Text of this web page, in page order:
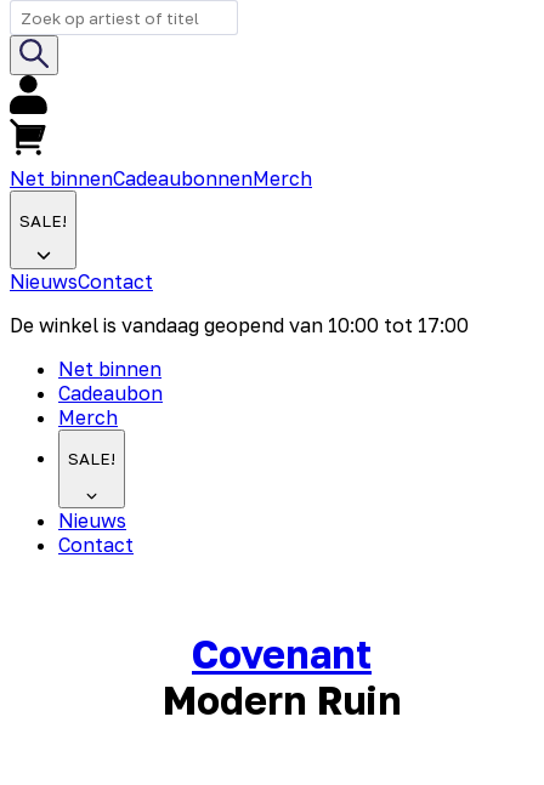
Net binnenCadeaubonnenMerch
SALE!
NieuwsContact
De winkel is vandaag geopend van 10:00 tot 17:00
Net binnen
Cadeaubon
Merch
SALE!
Nieuws
Contact
Covenant
Modern Ruin